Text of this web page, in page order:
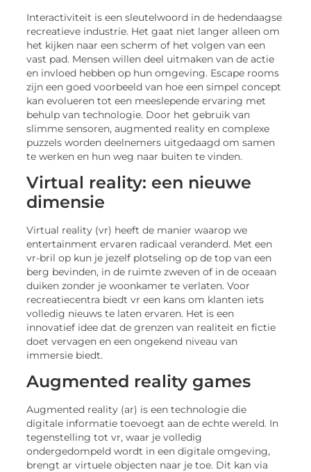
Interactiviteit is een sleutelwoord in de hedendaagse
recreatieve industrie. Het gaat niet langer alleen om
het kijken naar een scherm of het volgen van een
vast pad. Mensen willen deel uitmaken van de actie
en invloed hebben op hun omgeving. Escape rooms
zijn een goed voorbeeld van hoe een simpel concept
kan evolueren tot een meeslepende ervaring met
behulp van technologie. Door het gebruik van
slimme sensoren, augmented reality en complexe
puzzels worden deelnemers uitgedaagd om samen
te werken en hun weg naar buiten te vinden.
Virtual reality: een nieuwe
dimensie
Virtual reality (vr) heeft de manier waarop we
entertainment ervaren radicaal veranderd. Met een
vr-bril op kun je jezelf plotseling op de top van een
berg bevinden, in de ruimte zweven of in de oceaan
duiken zonder je woonkamer te verlaten. Voor
recreatiecentra biedt vr een kans om klanten iets
volledig nieuws te laten ervaren. Het is een
innovatief idee dat de grenzen van realiteit en fictie
doet vervagen en een ongekend niveau van
immersie biedt.
Augmented reality games
Augmented reality (ar) is een technologie die
digitale informatie toevoegt aan de echte wereld. In
tegenstelling tot vr, waar je volledig
ondergedompeld wordt in een digitale omgeving,
brengt ar virtuele objecten naar je toe. Dit kan via